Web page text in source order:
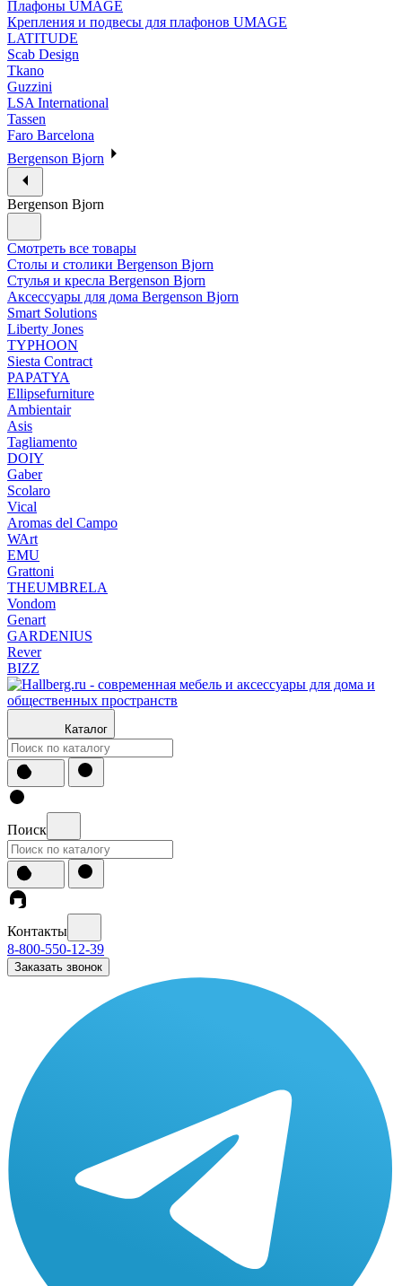
Плафоны UMAGE
Крепления и подвесы для плафонов UMAGE
LATITUDE
Scab Design
Tkano
Guzzini
LSA International
Tassen
Faro Barcelona
Bergenson Bjorn
Bergenson Bjorn
Смотреть все товары
Столы и столики Bergenson Bjorn
Стулья и кресла Bergenson Bjorn
Аксессуары для дома Bergenson Bjorn
Smart Solutions
Liberty Jones
TYPHOON
Siesta Contract
PAPATYA
Ellipsefurniture
Ambientair
Asis
Tagliamento
DOIY
Gaber
Scolaro
Vical
Aromas del Campo
WArt
EMU
Grattoni
THEUMBRELA
Vondom
Genart
GARDENIUS
Rever
BIZZ
Каталог
Поиск
Контакты
8-800-550-12-39
Заказать звонок